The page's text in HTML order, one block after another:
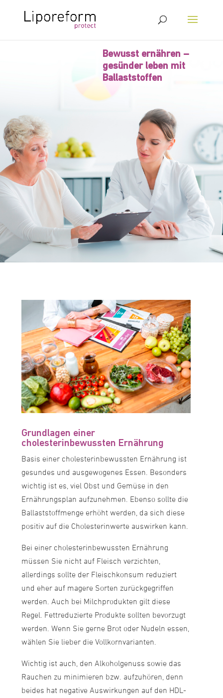
Bewusst ernähren –
gesünder leben mit
Ballaststoffen
Grundlagen einer
cholesterinbewussten Ernährung
Basis einer cholesterinbewussten Ernährung ist
gesundes und ausgewogenes Essen. Besonders
wichtig ist es, viel Obst und Gemüse in den
Ernährungsplan aufzunehmen. Ebenso sollte die
Ballaststoffmenge erhöht werden, da sich diese
positiv auf die Cholesterinwerte auswirken kann.
Bei einer cholesterinbewussten Ernährung
müssen Sie nicht auf Fleisch verzichten,
allerdings sollte der Fleischkonsum reduziert
und eher auf magere Sorten zurückgegriffen
werden. Auch bei Milchprodukten gilt diese
Regel. Fettreduzierte Produkte sollten bevorzugt
werden. Wenn Sie gerne Brot oder Nudeln essen,
wählen Sie lieber die Vollkornvarianten.
Wichtig ist auch, den Alkoholgenuss sowie das
Rauchen zu minimieren bzw. aufzuhören, denn
beides hat negative Auswirkungen auf den HDL-